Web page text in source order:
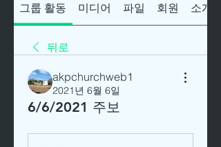
그룹 활동 미디어 파일 회원 소개
뒤로
akpchurchweb1
2021년 6월 6일
6/6/2021 주보